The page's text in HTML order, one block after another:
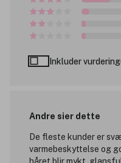
Inkluder
Andre sier dette
De fleste kunder er
varmebeskyttelse og
håret blir mykt,